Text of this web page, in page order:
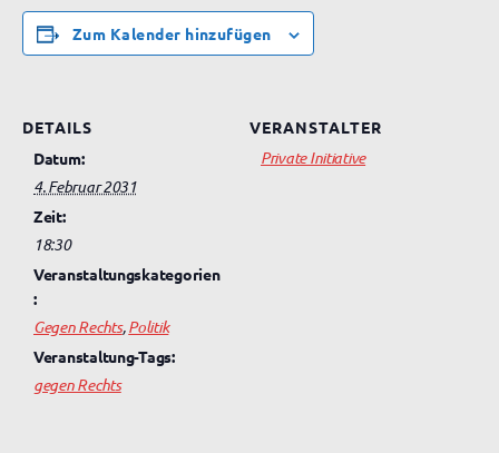
Zum Kalender hinzufügen
DETAILS
Datum:
4. Februar 2031
Zeit:
18:30
Veranstaltungskategorien
:
Gegen Rechts,Politik
Veranstaltung-Tags:
gegen Rechts
VERANSTALTER
Private Initiative